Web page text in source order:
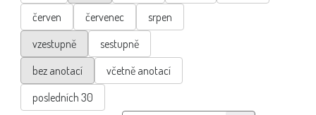
červen
červenec
srpen
vzestupně
sestupně
bez anotací
včetně anotací
posledních 30